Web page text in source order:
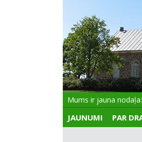
Mums ir jauna nodaļa:
JAUNUMI PAR